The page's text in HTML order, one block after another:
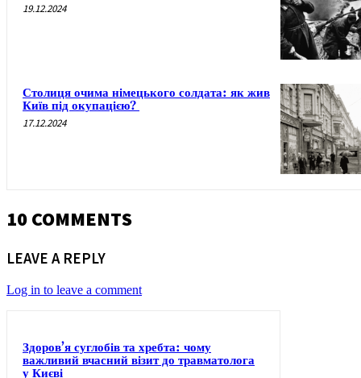
19.12.2024
Столиця очима німецького солдата: як жив
Київ під окупацією?
17.12.2024
10 COMMENTS
LEAVE A REPLY
Log in to leave a comment
Здоров’я суглобів та хребта: чому
важливий вчасний візит до травматолога
у Києві